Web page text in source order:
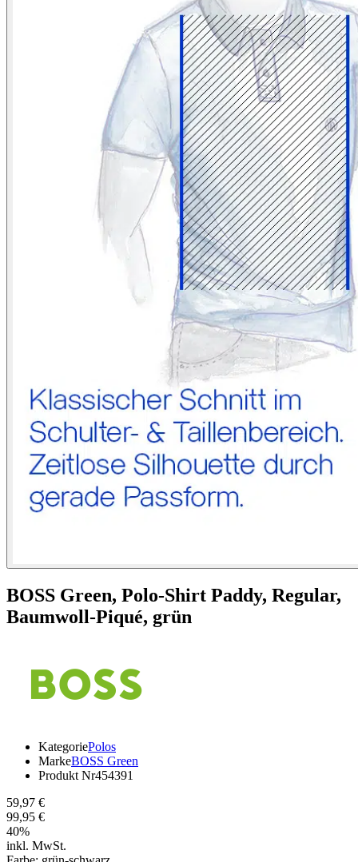
BOSS Green, Polo-Shirt Paddy, Regular,
Baumwoll-Piqué, grün
KategoriePolos
MarkeBOSS Green
Produkt Nr454391
59,97 €
99,95 €
40%
inkl. MwSt.